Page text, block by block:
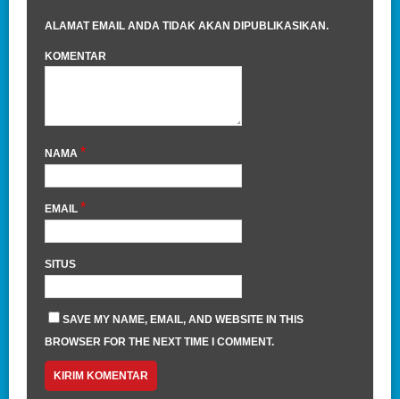
ALAMAT EMAIL ANDA TIDAK AKAN DIPUBLIKASIKAN.
KOMENTAR
NAMA *
EMAIL *
SITUS
SAVE MY NAME, EMAIL, AND WEBSITE IN THIS
BROWSER FOR THE NEXT TIME I COMMENT.